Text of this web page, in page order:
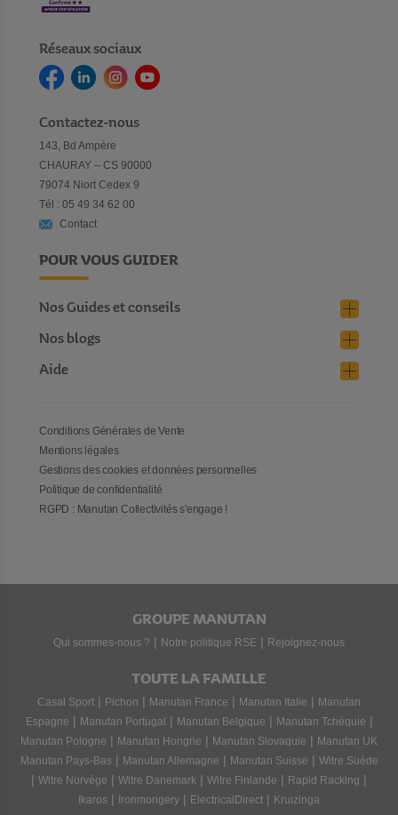
Réseaux sociaux
Contactez-nous
143, Bd Ampère
CHAURAY – CS 90000
79074 Niort Cedex 9
Tél : 05 49 34 62 00
Contact
POUR VOUS GUIDER
Nos Guides et conseils
Nos blogs
Aide
Conditions Générales de Vente
Mentions légales
Gestions des cookies et données personnelles
Politique de confidentialité
RGPD : Manutan Collectivités s'engage !
GROUPE MANUTAN
Qui sommes-nous ? | Notre politique RSE | Rejoignez-nous
TOUTE LA FAMILLE
Casal Sport | Pichon | Manutan France | Manutan Italie | Manutan
Espagne | Manutan Portugal | Manutan Belgique | Manutan Tchéquie |
Manutan Pologne | Manutan Hongrie | Manutan Slovaquie | Manutan UK
Manutan Pays-Bas | Manutan Allemagne | Manutan Suisse | Witre Suède
| Witre Norvège | Witre Danemark | Witre Finlande | Rapid Racking |
Ikaros | Ironmongery | ElectricalDirect | Kruizinga